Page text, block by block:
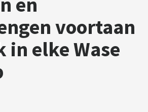
voortaan
in elke Wase